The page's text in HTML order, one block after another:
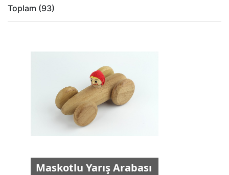
Toplam (93)
Maskotlu Yarış Arabası